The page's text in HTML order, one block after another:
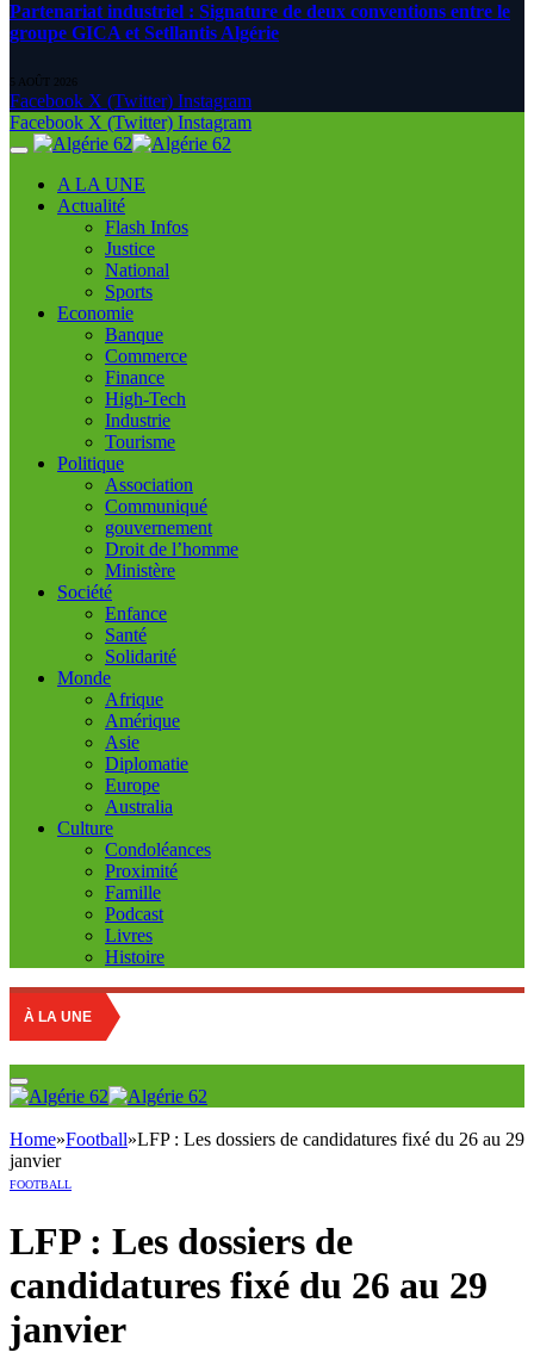
Partenariat industriel : Signature de deux conventions entre le
groupe GICA et Setllantis Algérie
5 AOÛT 2026
Facebook X (Twitter) Instagram
Facebook X (Twitter) Instagram
A LA UNE
Actualité
Flash Infos
Justice
National
Sports
Economie
Banque
Commerce
Finance
High-Tech
Industrie
Tourisme
Politique
Association
Communiqué
gouvernement
Droit de l’homme
Ministère
Société
Enfance
Santé
Solidarité
Monde
Afrique
Amérique
Asie
Diplomatie
Europe
Australia
Culture
Condoléances
Proximité
Famille
Podcast
Livres
Histoire
À LA UNE
Home»Football»LFP : Les dossiers de candidatures fixé du 26 au 29
janvier
FOOTBALL
LFP : Les dossiers de
candidatures fixé du 26 au 29
janvier